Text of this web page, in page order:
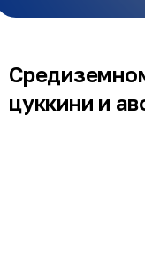
цуккини и